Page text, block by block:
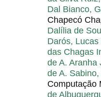
Dal Bianco,
Chapecó
Dalília de
Darós, Lucas
das Chagas
de A. Aranha
de A.
Computação
de